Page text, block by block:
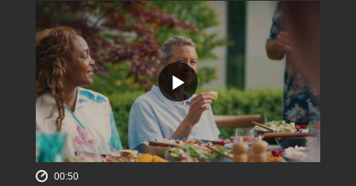
00:50